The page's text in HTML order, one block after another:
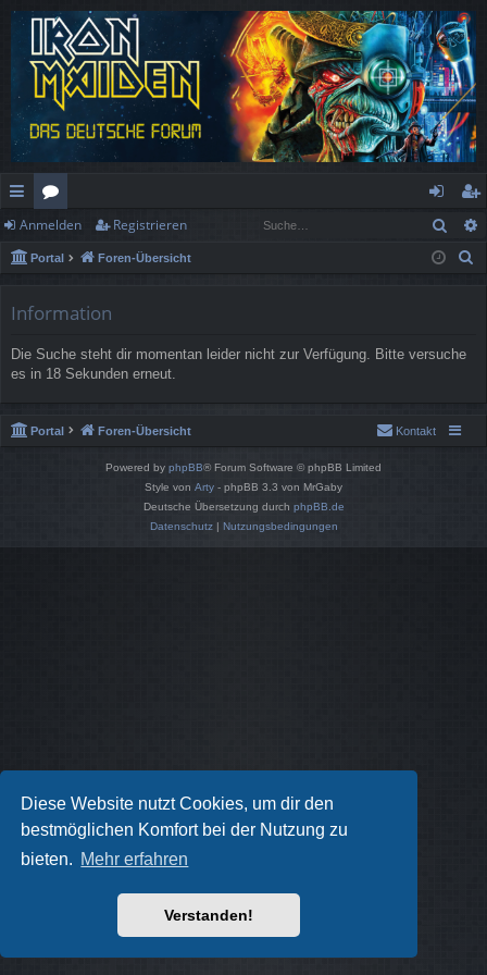
Diese Website nutzt Cookies, um dir den
bestmöglichen Komfort bei der Nutzung zu
bieten. Mehr erfahren
Verstanden!
ch
ne
rif
or
en
n
m
eg
ist
Anmelden Registrieren
Portal Foren-Übersicht
Information
Die Suche steht dir momentan leider nicht zur Verfügung. Bitte versuche
es in 18 Sekunden erneut.
Portal Foren-Übersicht Kontakt
Powered by phpBB® Forum Software © phpBB Limited
Style von Arty - phpBB 3.3 von MrGaby
Deutsche Übersetzung durch phpBB.de
Datenschutz| Nutzungsbedingungen